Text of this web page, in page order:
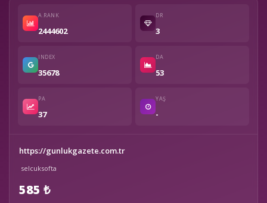
A.RANK
2444602
DR
3
INDEX
35678
DA
53
PA
37
YAŞ
-
https://gunlukgazete.com.tr
selcuksofta
585 ₺